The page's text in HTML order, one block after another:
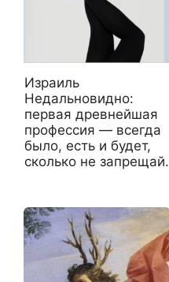
Израиль
Недальновидно:
первая древнейшая
профессия — всегда
было, есть и будет,
сколько не запрещай.